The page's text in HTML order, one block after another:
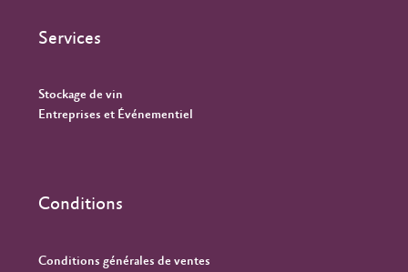
Services
Stockage de vin
Entreprises et Événementiel
Conditions
Conditions générales de ventes